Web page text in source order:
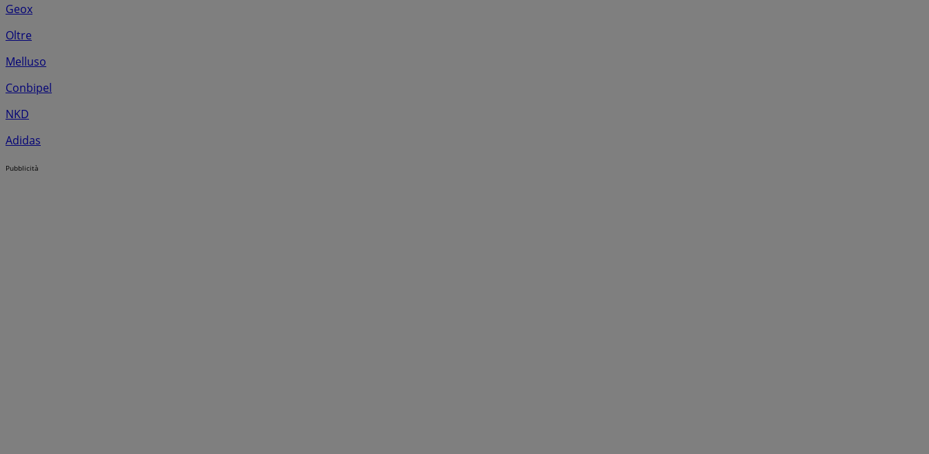
Geox
Oltre
Melluso
Conbipel
NKD
Adidas
Pubblicità